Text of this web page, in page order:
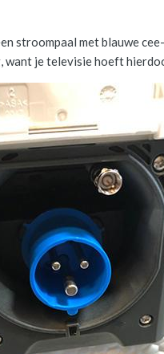
stroompaal met blauwe
je televisie hoeft